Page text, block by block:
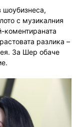
с музикалния
коментираната
разлика –
За Шер обаче